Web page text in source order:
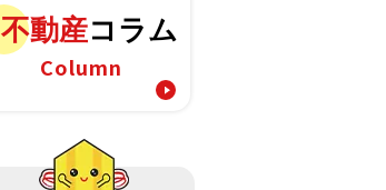
不動産コラム
Column